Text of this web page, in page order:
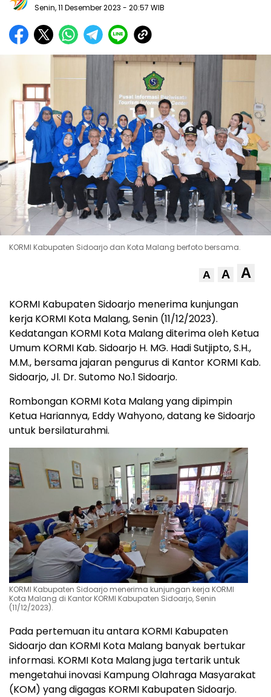
Senin, 11 Desember 2023 - 20:57 WIB
KORMI Kabupaten Sidoarjo dan Kota Malang berfoto bersama.
A A A
KORMI Kabupaten Sidoarjo menerima kunjungan
kerja KORMI Kota Malang, Senin (11/12/2023).
Kedatangan KORMI Kota Malang diterima oleh Ketua
Umum KORMI Kab. Sidoarjo H. MG. Hadi Sutjipto, S.H.,
M.M., bersama jajaran pengurus di Kantor KORMI Kab.
Sidoarjo, Jl. Dr. Sutomo No.1 Sidoarjo.
Rombongan KORMI Kota Malang yang dipimpin
Ketua Hariannya, Eddy Wahyono, datang ke Sidoarjo
untuk bersilaturahmi.
KORMI Kabupaten Sidoarjo menerima kunjungan kerja KORMI
Kota Malang di Kantor KORMI Kabupaten Sidoarjo, Senin
(11/12/2023).
Pada pertemuan itu antara KORMI Kabupaten
Sidoarjo dan KORMI Kota Malang banyak bertukar
informasi. KORMI Kota Malang juga tertarik untuk
mengetahui inovasi Kampung Olahraga Masyarakat
(KOM) yang digagas KORMI Kabupaten Sidoarjo.